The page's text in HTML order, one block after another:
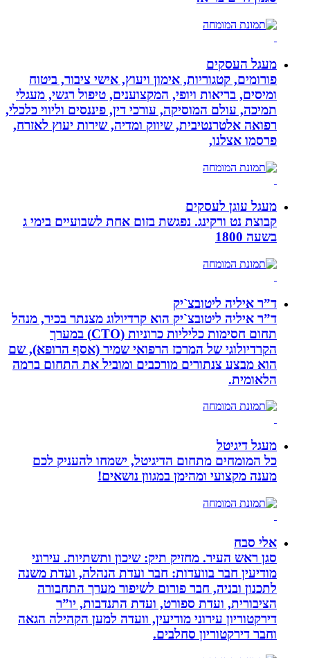
מעגל העסקים
פורומים, קטגוריות, אימון ויעוץ, אישי ציבור, ביטוח
ומיסים, בריאות ויופי, המקצוענים, טיפול רגשי, מעגלי
תמיכה, עולם המוסיקה, עורכי דין, פיננסים וליווי כלכלי,
רפואה אלטרנטיבית, שיווק ומדיה, שירות יעוץ לאזרח,
פרסמו אצלנו,
מעגל עוגן לעסקים
קבוצת נט ורקינג. נפגשת בזום אחת לשבועיים בימי ג
בשעה 1800
ד”ר איליה ליטובצ`יק
ד”ר איליה ליטובצ`יק הוא קרדיולוג מצנתר בכיר, מנהל
תחום חסימות כליליות כרוניות (CTO) במערך
הקרדיולוגי של המרכז הרפואי שמיר (אסף הרופא), שם
הוא מבצע צנתורים מורכבים ומוביל את התחום ברמה
הלאומית.
מעגל דיגיטל
כל המומחים מתחום הדיגיטל, ישמחו להעניק לכם
מענה מקצועי ומהימן במגוון נושאים!
אלי סבח
סגן ראש העיר. מחזיק תיק: שיכון ותשתיות. עירוני
מודיעין חבר בוועדות: חבר ועדת הנהלה, ועדת משנה
לתכנון ובניה, חבר פורום לשיפור מערך התחבורה
הציבורית, ועדת ספורט, ועדת התנדבות, יו”ר
דירקטוריון עירוני מודיעין, וועדה למען הקהילה הגאה
וחבר דירקטוריון סחלבים.